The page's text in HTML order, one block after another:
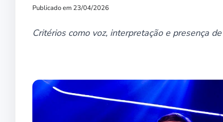
Publicado em 23/04/2026
Critérios como voz, interpretação e presença